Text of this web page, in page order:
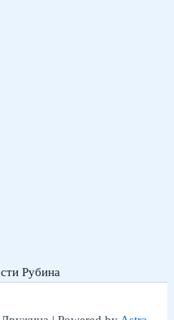
Рубина